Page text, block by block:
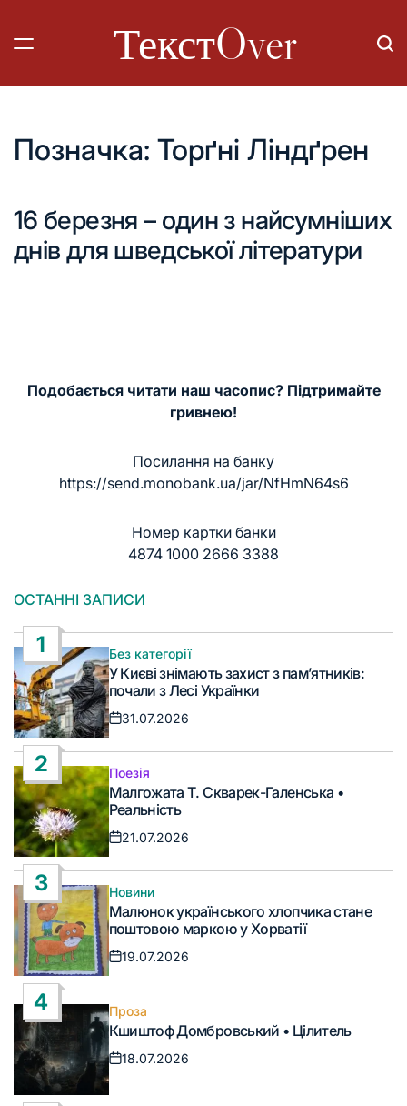
вмісту
ТекстOver
Позначка: Торґні Ліндґрен
16 березня – один з найсумніших
днів для шведської літератури
Подобається читати наш часопис? Підтримайте
гривнею!
Посилання на банку
https://send.monobank.ua/jar/NfHmN64s6
Номер картки банки
4874 1000 2666 3388
ОСТАННІ ЗАПИСИ
1
Опублікувати
у
Без категорії
У Києві знімають захист з пам’ятників:
почали з Лесі Українки
Дата
31.07.2026
2
Опублікувати
у
Поезія
Малгожата Т. Скварек-Галенська •
Реальність
Дата
21.07.2026
3
Опублікувати
у
Новини
Малюнок українського хлопчика стане
поштовою маркою у Хорватії
Дата
19.07.2026
4
Опублікувати
у
Проза
Кшиштоф Домбровський • Цілитель
Дата
запису
18.07.2026